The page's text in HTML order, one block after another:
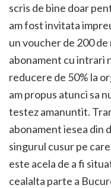
scris de bine doar
am fost invitata
un voucher de 200
abonament cu intrari
reducere de 50% la
am propus atunci sa
testez amanuntit.
abonament iesea din
singurul cusur pe
este acela de a fi
cealalta parte a